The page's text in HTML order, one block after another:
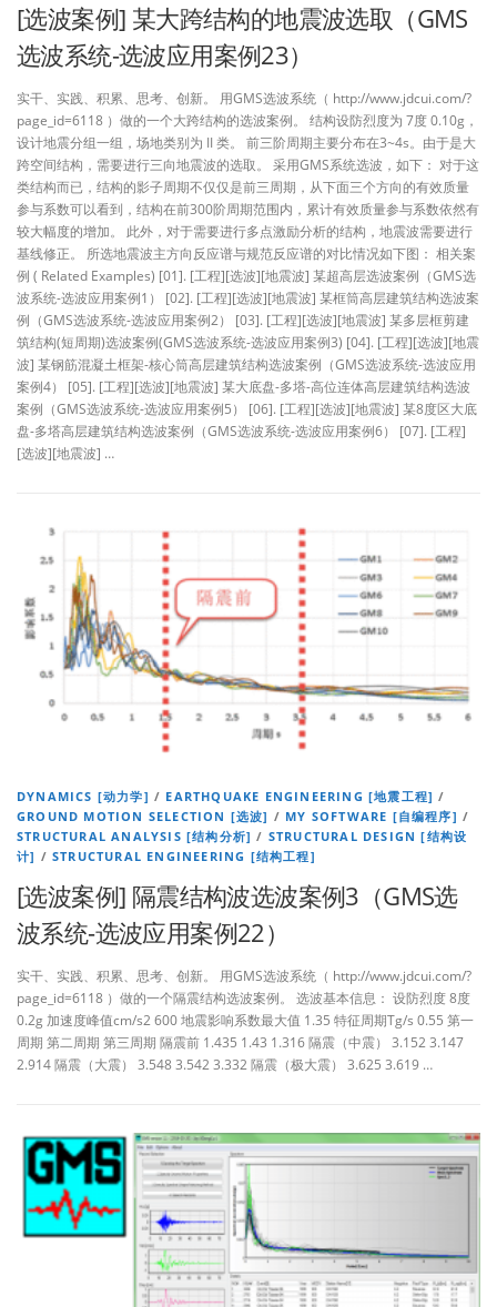
[选波案例] 某大跨结构的地震波选取（GMS
选波系统-选波应用案例23）
实干、实践、积累、思考、创新。 用GMS选波系统（ http://www.jdcui.com/?
page_id=6118 ）做的一个大跨结构的选波案例。 结构设防烈度为 7度 0.10g，
设计地震分组一组，场地类别为 II 类。 前三阶周期主要分布在3~4s。由于是大
跨空间结构，需要进行三向地震波的选取。 采用GMS系统选波，如下： 对于这
类结构而已，结构的影子周期不仅仅是前三周期，从下面三个方向的有效质量
参与系数可以看到，结构在前300阶周期范围内，累计有效质量参与系数依然有
较大幅度的增加。 此外，对于需要进行多点激励分析的结构，地震波需要进行
基线修正。 所选地震波主方向反应谱与规范反应谱的对比情况如下图： 相关案
例 ( Related Examples) [01]. [工程][选波][地震波] 某超高层选波案例（GMS选
波系统-选波应用案例1） [02]. [工程][选波][地震波] 某框筒高层建筑结构选波案
例（GMS选波系统-选波应用案例2） [03]. [工程][选波][地震波] 某多层框剪建
筑结构(短周期)选波案例(GMS选波系统-选波应用案例3) [04]. [工程][选波][地震
波] 某钢筋混凝土框架-核心筒高层建筑结构选波案例（GMS选波系统-选波应用
案例4） [05]. [工程][选波][地震波] 某大底盘-多塔-高位连体高层建筑结构选波
案例（GMS选波系统-选波应用案例5） [06]. [工程][选波][地震波] 某8度区大底
盘-多塔高层建筑结构选波案例（GMS选波系统-选波应用案例6） [07]. [工程]
[选波][地震波] …
DYNAMICS [动力学] / EARTHQUAKE ENGINEERING [地震工程] /
GROUND MOTION SELECTION [选波] / MY SOFTWARE [自编程序] /
STRUCTURAL ANALYSIS [结构分析] / STRUCTURAL DESIGN [结构设
计] /STRUCTURAL ENGINEERING [结构工程]
[选波案例] 隔震结构波选波案例3（GMS选
波系统-选波应用案例22）
实干、实践、积累、思考、创新。 用GMS选波系统（ http://www.jdcui.com/?
page_id=6118 ）做的一个隔震结构选波案例。 选波基本信息： 设防烈度 8度
0.2g 加速度峰值cm/s2 600 地震影响系数最大值 1.35 特征周期Tg/s 0.55 第一
周期 第二周期 第三周期 隔震前 1.435 1.43 1.316 隔震（中震） 3.152 3.147
2.914 隔震（大震） 3.548 3.542 3.332 隔震（极大震） 3.625 3.619 …